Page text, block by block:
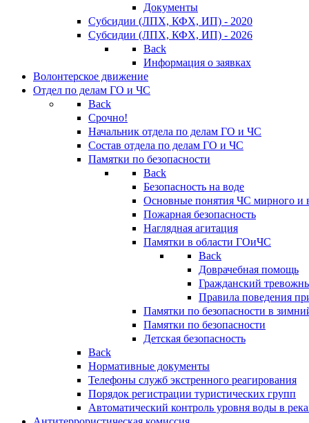
Документы
Субсидии (ЛПХ, КФХ, ИП) - 2020
Субсидии (ЛПХ, КФХ, ИП) - 2026
Back
Информация о заявках
Волонтерское движение
Отдел по делам ГО и ЧС
Back
Срочно!
Начальник отдела по делам ГО и ЧС
Состав отдела по делам ГО и ЧС
Памятки по безопасности
Back
Безопасность на воде
Основные понятия ЧС мирного и
Пожарная безопасность
Наглядная агитация
Памятки в области ГОиЧС
Back
Доврачебная помощь
Гражданский
Правила поведения
Памятки по безопасности в
Памятки по безопасности
Детская безопасность
Back
Нормативные документы
Телефоны служб экстренного реагирования
Порядок регистрации туристических групп
Автоматический контроль уровня воды в